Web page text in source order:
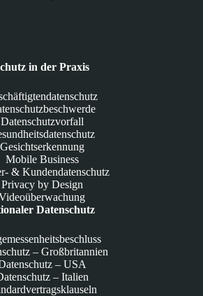
in der Praxis
Datenschutzvorfall
Gesichtserkennung
Mobile Business
& Kundendatenschutz
Privacy by Design
Datenschutz
– Großbritannien
– USA
– Italien